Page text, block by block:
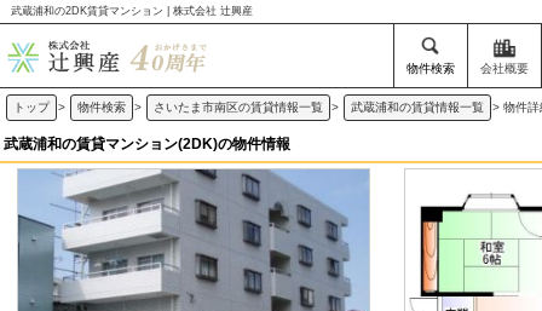
武蔵浦和の2DK賃貸マンション | 株式会社 辻興産
物件検索 会社概要
トップ > 物件検索 > さいたま市南区の賃貸情報一覧 > 武蔵浦和の賃貸情報一覧 > 物件詳
武蔵浦和の賃貸マンション(2DK)の物件情報